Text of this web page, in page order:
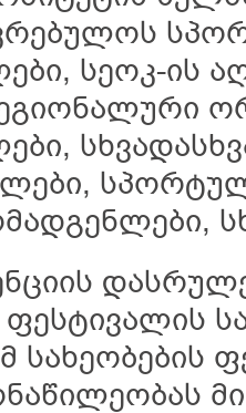
სეოკ-ის
სახეობების